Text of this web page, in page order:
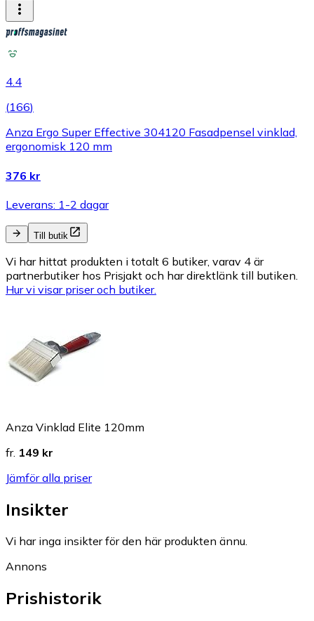
4.4
(166)
Anza Ergo Super Effective 304120 Fasadpensel vinklad,
ergonomisk 120 mm
376 kr
Leverans: 1-2 dagar
Till butik
Vi har hittat produkten i totalt 6 butiker, varav 4 är
partnerbutiker hos Prisjakt och har direktlänk till butiken.
Hur vi visar priser och butiker.
Anza Vinklad Elite 120mm
fr. 149 kr
Jämför alla priser
Insikter
Vi har inga insikter för den här produkten ännu.
Annons
Prishistorik